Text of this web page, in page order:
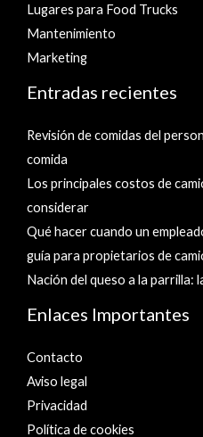
Lugares para Food Trucks
Mantenimiento
Marketing
Entradas recientes
Revisión de comidas del
comida
Los principales costos de
considerar
Qué hacer cuando un
guía para propietarios de
Nación del queso a la parrilla:
Enlaces Importantes
Contacto
Aviso legal
Privacidad
Política de cookies